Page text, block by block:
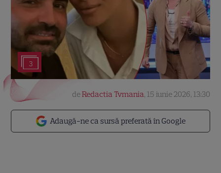
3
Adaugă-ne ca sursă preferată în Google
deRedactia Tvmania, 15 iunie 2026, 13:30